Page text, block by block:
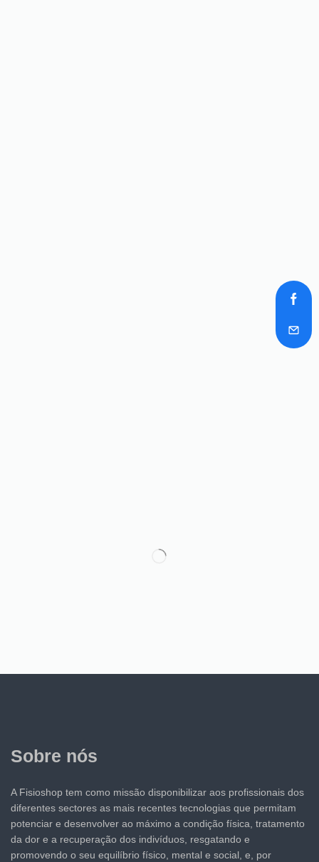
Sobre nós
A Fisioshop tem como missão disponibilizar aos profissionais dos
diferentes sectores as mais recentes tecnologias que permitam
potenciar e desenvolver ao máximo a condição física, tratamento
da dor e a recuperação dos indivíduos, resgatando e
promovendo o seu equilíbrio físico, mental e social, e, por